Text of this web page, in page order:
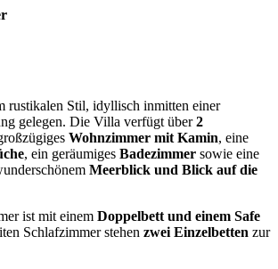
rustikalen Stil, idyllisch inmitten einer
gelegen. Die Villa verfügt über2
Wohnzimmer mit Kamin, eine
, ein geräumiges Badezimmer sowie eine
Meerblick und Blick auf die
ist mit einem Doppelbett und einem Safe
Schlafzimmer stehen zwei Einzelbetten zur